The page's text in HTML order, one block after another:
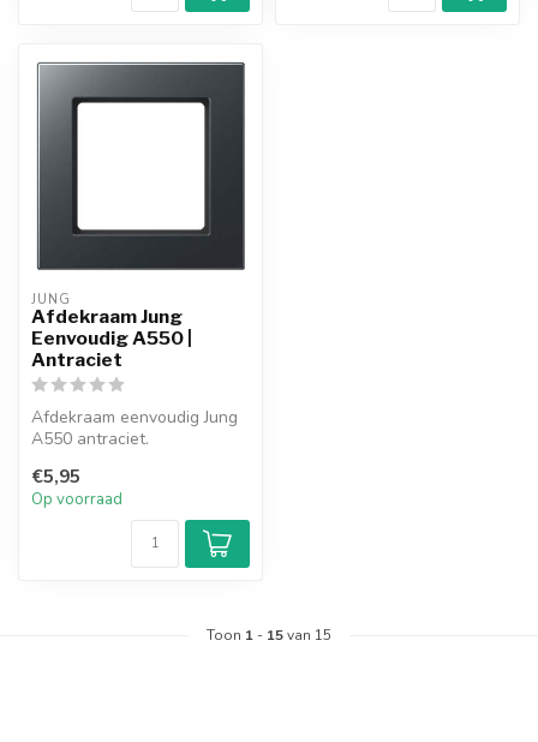
JUNG
Afdekraam Jung
Eenvoudig A550 |
Antraciet
Afdekraam eenvoudig Jung
A550 antraciet.
€5,95
Op voorraad
Toon 1 - 15van 15